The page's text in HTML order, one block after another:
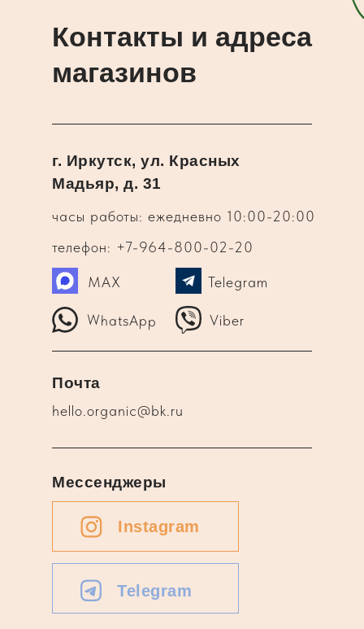
Контакты и адреса
магазинов
часы работы: ежедневно 10:00-20:00
г. Иркутск, ул. Красных
Мадьяр, д. 31
телефон: +7-964-800-02-20
WhatsApp Viber
Telegram
MAX
hello.organic@bk.ru
Почта
Instagram
Telegram
Мессенджеры